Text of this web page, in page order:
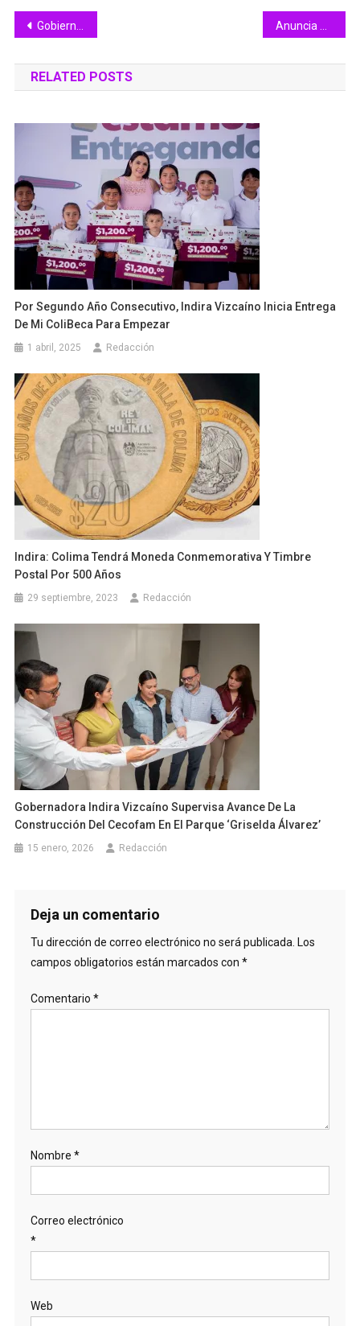
Navegación
de
entradas
Gobierno Colima y Sedatu revisan avances del PUMOT en cuatro municipios colimenses Anuncia Tey Cursos de Verano en colonias de Villa de Álvarez
RELATED POSTS
Por Segundo Año Consecutivo, Indira Vizcaíno Inicia Entrega
De Mi ColiBeca Para Empezar
1 abril, 2025 Redacción
Indira: Colima Tendrá Moneda Conmemorativa Y Timbre
Postal Por 500 Años
29 septiembre, 2023 Redacción
Gobernadora Indira Vizcaíno Supervisa Avance De La
Construcción Del Cecofam En El Parque ‘Griselda Álvarez’
15 enero, 2026 Redacción
Deja un comentario
Tu dirección de correo electrónico no será publicada. Los
campos obligatorios están marcados con *
Comentario *
Nombre *
Correo electrónico
*
Web